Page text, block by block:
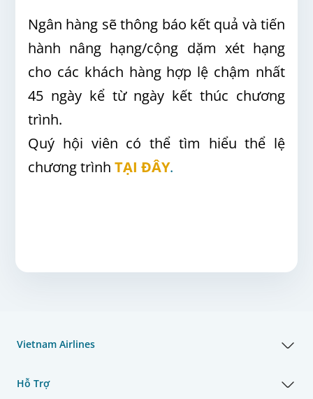
Ngân hàng sẽ thông báo kết quả và tiến
hành nâng hạng/cộng dặm xét hạng
cho các khách hàng hợp lệ chậm nhất
45 ngày kể từ ngày kết thúc chương
trình.
Quý hội viên có thể tìm hiểu thể lệ
chương trình TẠI ĐÂY.
Vietnam Airlines
Hỗ Trợ